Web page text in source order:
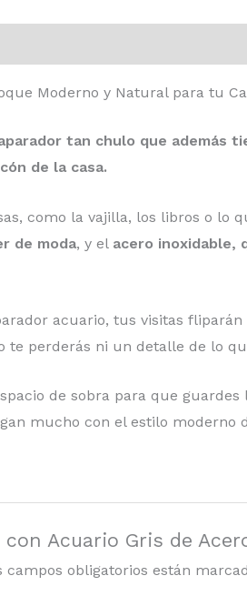
Moderno y Natural para tu
tan chulo que además
de la casa.
como la vajilla, los libros o lo
de moda, y el acero inoxidable,
acuario, tus visitas
te perderás ni un detalle de lo
de sobra para que
mucho con el estilo moderno
Acuario Gris de
campos obligatorios están